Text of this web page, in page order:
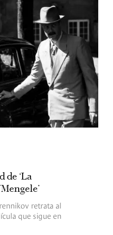
de ‘La
retrata al
que sigue en